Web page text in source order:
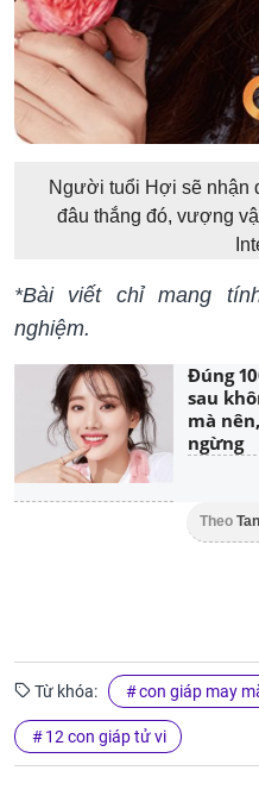
Người tuổi Hợi sẽ nhận
đâu thắng đó, vượng
*Bài viết chỉ mang
nghiệm.
Đúng
sau
mà
ngừng
Theo
Từ khóa: con giáp may
12 con giáp tử vi